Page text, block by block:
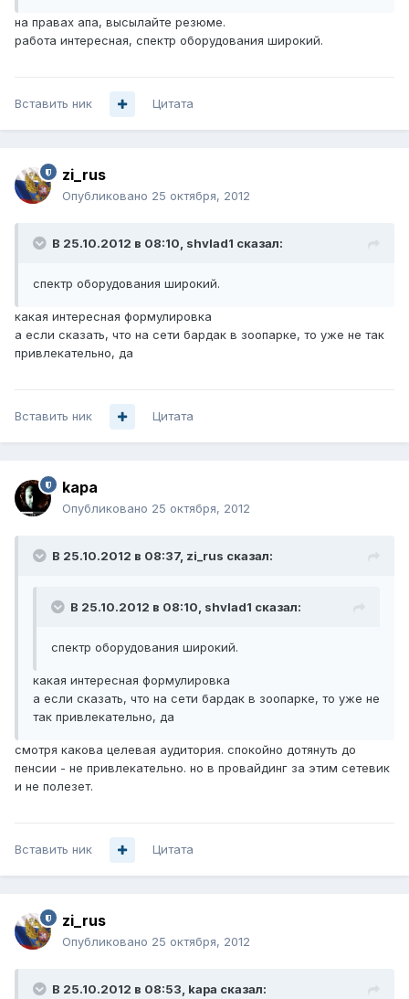
на правах апа, высылайте резюме.
работа интересная, спектр оборудования широкий.
Вставить ник Цитата
zi_rus
Опубликовано 25 октября, 2012
В 25.10.2012 в 08:10, shvlad1 сказал:
спектр оборудования широкий.
какая интересная формулировка
а если сказать, что на сети бардак в зоопарке, то уже не так
привлекательно, да
Вставить ник Цитата
kapa
Опубликовано 25 октября, 2012
В 25.10.2012 в 08:37, zi_rus сказал:
В 25.10.2012 в 08:10, shvlad1 сказал:
спектр оборудования широкий.
какая интересная формулировка
а если сказать, что на сети бардак в зоопарке, то уже не
так привлекательно, да
смотря какова целевая аудитория. спокойно дотянуть до
пенсии - не привлекательно. но в провайдинг за этим сетевик
и не полезет.
Вставить ник Цитата
zi_rus
Опубликовано 25 октября, 2012
В 25.10.2012 в 08:53, kapa сказал: